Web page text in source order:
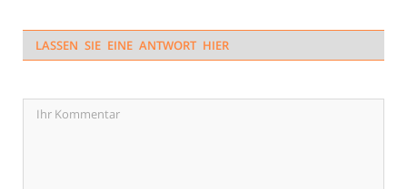
LASSEN SIE EINE ANTWORT HIER